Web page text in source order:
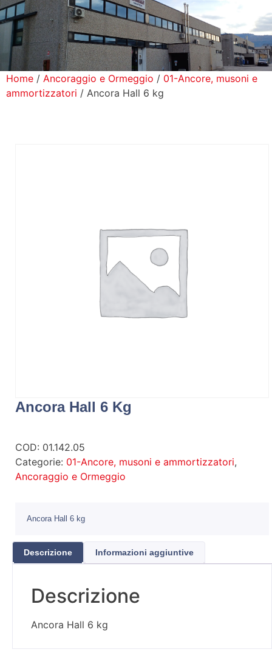
Prodotti
Home / Ancoraggio e Ormeggio / 01-Ancore, musoni e
ammortizzatori / Ancora Hall 6 kg
Ancora Hall 6 Kg
COD: 01.142.05
Categorie: 01-Ancore, musoni e ammortizzatori,
Ancoraggio e Ormeggio
Ancora Hall 6 kg
Descrizione Informazioni aggiuntive
Descrizione
Ancora Hall 6 kg